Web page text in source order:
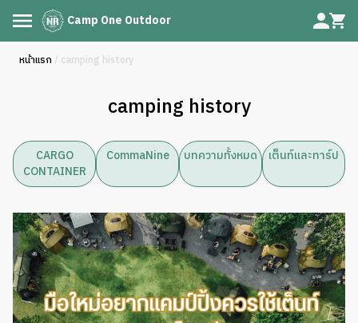
Camp One Outdoor
หน้าแรก / camping history
camping history
CARGO
CONTAINER
CommaNine บทความทั้งหมด เต็นท์และทาร์ป